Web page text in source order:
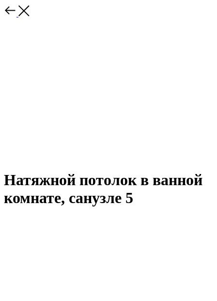
Натяжной потолок в ванной
комнате, санузле 5